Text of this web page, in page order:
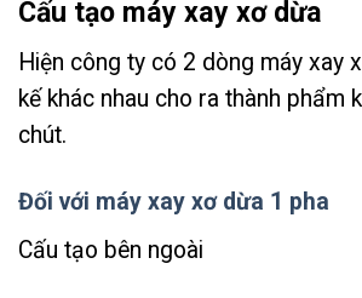
Cấu tạo máy xay xơ dừa
Hiện công ty có 2 dòng máy xay
kế khác nhau cho ra thành phẩm
chút.
Đối với máy xay xơ dừa 1 pha
Cấu tạo bên ngoài